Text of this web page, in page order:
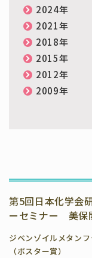
第5回日本化学会
ーセミナー 美保
ジベンゾイルメタン
（ポスター賞）
2024年
2021年
2018年
2015年
2012年
2009年